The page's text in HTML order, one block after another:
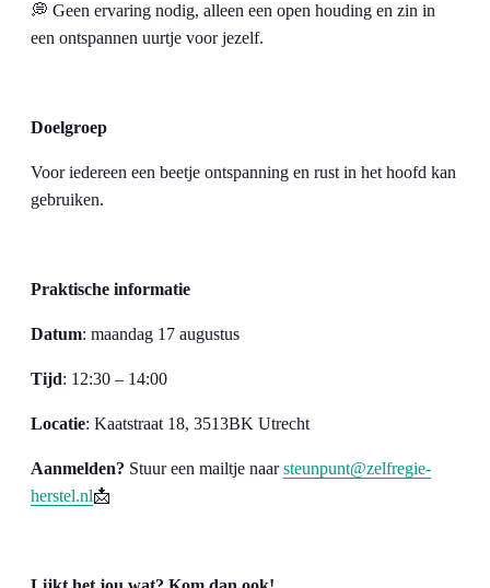
💭 Geen ervaring nodig, alleen een open houding en zin in
een ontspannen uurtje voor jezelf.
Doelgroep
Voor iedereen een beetje ontspanning en rust in het hoofd kan
gebruiken.
Praktische informatie
Datum: maandag 17 augustus
Tijd: 12:30 – 14:00
Locatie: Kaatstraat 18, 3513BK Utrecht
Aanmelden? Stuur een mailtje naarsteunpunt@zelfregie-
herstel.nl📩